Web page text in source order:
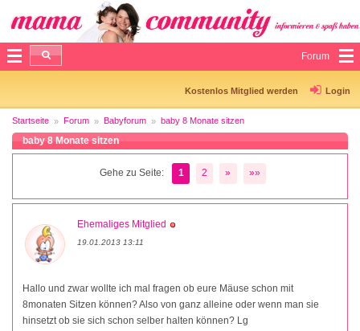
Forum
Kostenlos Mitglied werden Login
Startseite Forum Babyforum baby 8 Monate sitzen
baby 8 Monate sitzen
Gehe zu Seite: 1 2 » »»
Ehemaliges Mitglied
19.01.2013 13:11
Hallo und zwar wollte ich mal fragen ob eure Mäuse schon mit
8monaten Sitzen können? Also von ganz alleine oder wenn man sie
hinsetzt ob sie sich schon selber halten können? Lg